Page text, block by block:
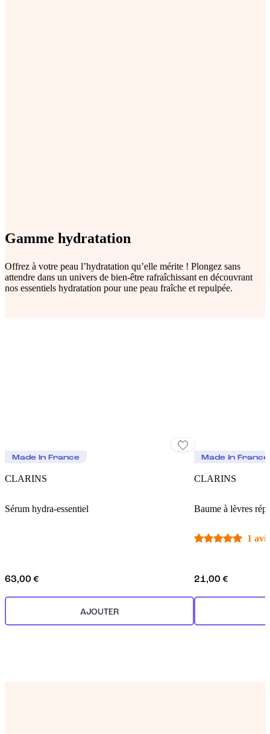
Gamme hydratation
Offrez à votre peau l’hydratation qu’elle mérite ! Plongez sans
attendre dans un univers de bien-être rafraîchissant en découvrant
nos essentiels hydratation pour une peau fraîche et repulpée.
Made In France
CLARINS
Sérum hydra-essentiel
63,00 €
AJOUTER
Made In France
CLARINS
Baume à lèvres
1 avis
21,00 €